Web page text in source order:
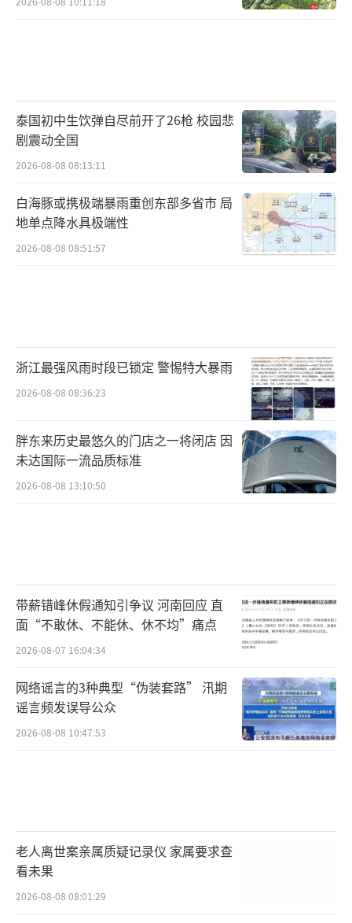
泰国初中生饮弹自尽前开了26枪 校园悲
剧震动全国
2026-08-08 08:13:11
白海豚或携极端暴雨重创东部多省市 局
地单点降水具极端性
2026-08-08 08:51:57
浙江最强风雨时段已锁定 警惕特大暴雨
2026-08-08 08:36:23
胖东来历史最悠久的门店之一将闭店 因
未达国际一流品质标准
2026-08-08 13:10:50
带薪错峰休假通知引争议 河南回应 直
面“不敢休、不能休、休不均”痛点
2026-08-07 16:04:34
网络谣言的3种典型“伪装套路” 汛期
谣言频发误导公众
2026-08-08 10:47:53
老人离世案亲属质疑记录仪 家属要求查
看未果
2026-08-08 08:01:29